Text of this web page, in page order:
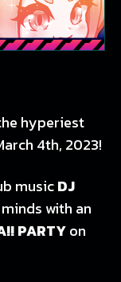
hyperiest
4th, 2023!
musicDJ
with an
PARTYon